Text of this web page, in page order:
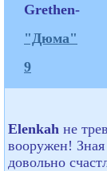
Grethen-
"Дюма"
9
Elenkah не
вооружен!
довольно